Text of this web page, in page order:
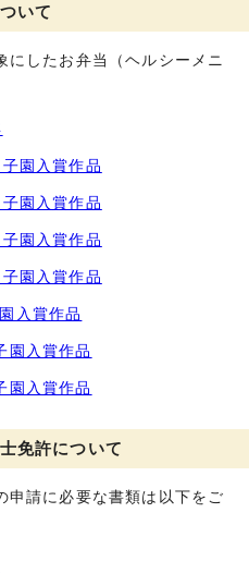
いて
にしたお弁当（ヘルシーメニ
園入賞作品
園入賞作品
園入賞作品
園入賞作品
入賞作品
園入賞作品
園入賞作品
免許について
申請に必要な書類は以下をご